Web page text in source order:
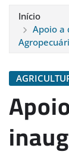
Início
Apoio a